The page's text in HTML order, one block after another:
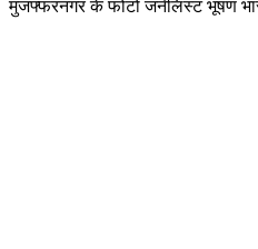
मुजफ्फरनगर के फोटो जर्नलिस्ट भूषण